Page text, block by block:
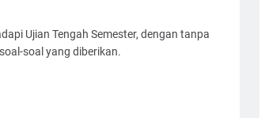
Ujian Tengah Semester, dengan tanpa
soal yang diberikan.